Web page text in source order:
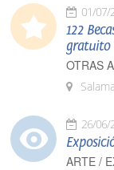
01/07/
122
gratuito
OTRAS
26/06/
ARTE /